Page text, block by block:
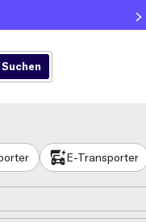
E-Transporter